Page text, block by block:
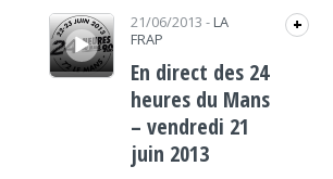
Lecteur audio 21/06/2013 - LA
FRAP
+
En direct des 24
heures du Mans
– vendredi 21
juin 2013